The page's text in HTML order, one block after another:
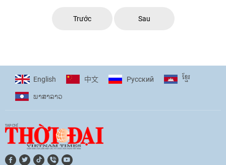
Trước Sau
English 中文 Pусский ខ្មែរ
ພາ​ສາ​ລາວ